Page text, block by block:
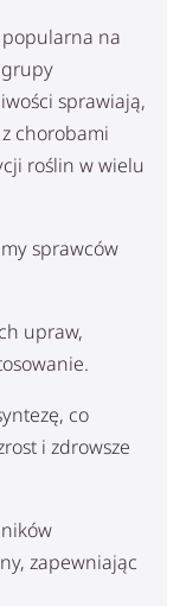
na
sprawiają,
chorobami
roślin w wielu
sprawców
upraw,
co
i zdrowsze
zapewniając